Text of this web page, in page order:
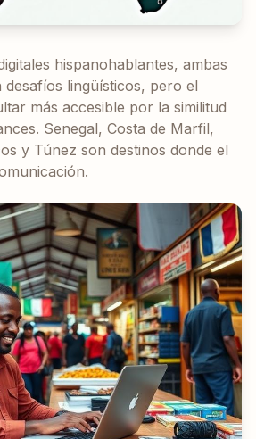
hispanohablantes, ambas
desafíos lingüísticos, pero el
más accesible por la similitud
Senegal, Costa de Marfil,
y Túnez son destinos donde el